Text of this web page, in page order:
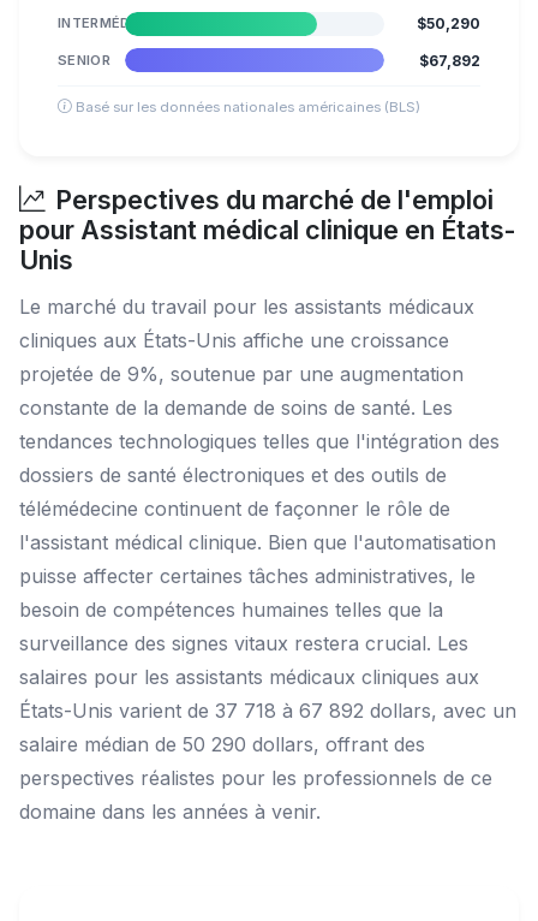
INTERMÉDIAIRE $50,290
SENIOR $67,892
Basé sur les données nationales américaines (BLS)
Perspectives du marché de l'emploi
pour Assistant médical clinique en États-
Unis
Le marché du travail pour les assistants médicaux
cliniques aux États-Unis affiche une croissance
projetée de 9%, soutenue par une augmentation
constante de la demande de soins de santé. Les
tendances technologiques telles que l'intégration des
dossiers de santé électroniques et des outils de
télémédecine continuent de façonner le rôle de
l'assistant médical clinique. Bien que l'automatisation
puisse affecter certaines tâches administratives, le
besoin de compétences humaines telles que la
surveillance des signes vitaux restera crucial. Les
salaires pour les assistants médicaux cliniques aux
États-Unis varient de 37 718 à 67 892 dollars, avec un
salaire médian de 50 290 dollars, offrant des
perspectives réalistes pour les professionnels de ce
domaine dans les années à venir.